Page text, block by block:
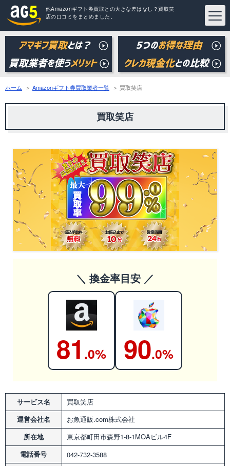
他Amazonギフト券買取との大きな差はなし？買取笑
店の口コミをまとめました。
ホーム Amazonギフト券買取業者一覧 買取笑店
買取笑店
＼ 換金率目安 ／
81 .0% 90.0%
サービス名
買取笑店
運営会社名
お魚通販.com株式会社
所在地
東京都町田市森野1-8-1MOAビル4F
電話番号
042-732-3588